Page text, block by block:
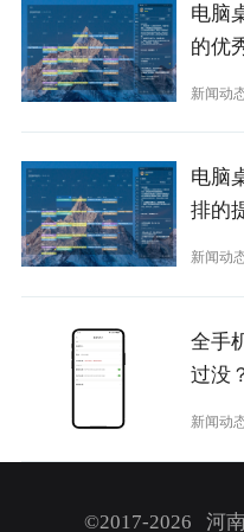
电脑
的优
新闻动
电脑
排的
新闻动
全手
过没
新闻动
©2017-2026 河